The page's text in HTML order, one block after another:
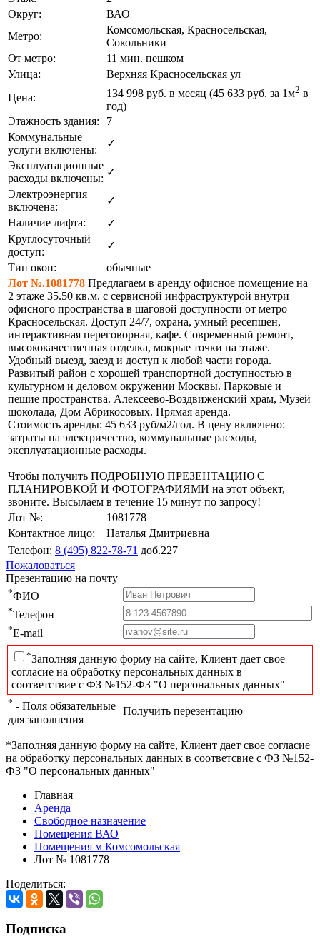
Округ:
ВАО
Метро:
Комсомольская, Красносельская,
Сокольники
От метро:
11 мин. пешком
Улица:
Верхняя Красносельская ул
Цена:
134 998 руб. в месяц (45 633 руб. за 1м2 в
год)
Этажность здания:
7
Коммунальные
услуги включены:
✓
Эксплуатационные
расходы включены:
✓
Электроэнергия
включена:
✓
Наличие лифта:
✓
Круглосуточный
доступ:
✓
Тип окон:
обычные
Лот №.1081778 Предлагаем в аренду офисное помещение на
2 этаже 35.50 кв.м. с сервисной инфраструктурой внутри
офисного пространства в шаговой доступности от метро
Красносельская. Доступ 24/7, охрана, умный ресепшен,
интерактивная переговорная, кафе. Современный ремонт,
высококачественная отделка, мокрые точки на этаже.
Удобный выезд, заезд и доступ к любой части города.
Развитый район с хорошей транспортной доступностью в
культурном и деловом окружении Москвы. Парковые и
пешие пространства. Алексеево-Воздвиженский храм, Музей
шоколада, Дом Абрикосовых. Прямая аренда.
Стоимость аренды: 45 633 руб/м2/год. В цену включено:
затраты на электричество, коммунальные расходы,
эксплуатационные расходы.
Чтобы получить ПОДРОБНУЮ ПРЕЗЕНТАЦИЮ С
ПЛАНИРОВКОЙ И ФОТОГРАФИЯМИ на этот объект,
звоните. Высылаем в течение 15 минут по запросу!
Лот №:
1081778
Контактное лицо:
Наталья Дмитриевна
Телефон: 8 (495) 822-78-71 доб.227
Пожаловаться
Презентацию на почту
*ФИО
*Телефон
*E-mail
*Заполняя данную форму на сайте, Клиент дает свое
согласие на обработку персональных данных в
соответствие с ФЗ №152-ФЗ "О персональных данных"
* - Поля обязательные
для заполнения
Получить перезентацию
*Заполняя данную форму на сайте, Клиент дает свое согласие
на обработку персональных данных в соответсвие с ФЗ №152-
ФЗ "О персональных данных"
Главная
Аренда
Свободное назначение
Помещения ВАО
Помещения м Комсомольская
Лот № 1081778
Поделиться:
Подписка